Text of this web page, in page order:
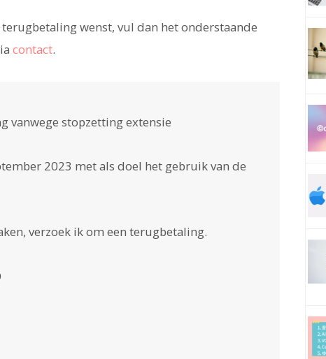
wenst, vul dan het onderstaande
contact.
vanwege stopzetting extensie
2023 met als doel het gebruik van de
verzoek ik om een terugbetaling.